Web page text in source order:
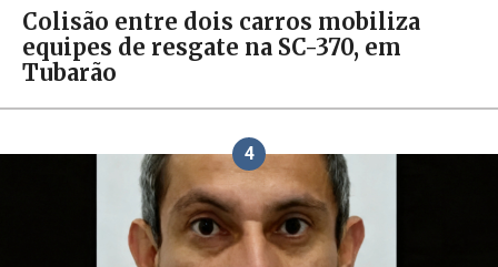
Colisão entre dois carros mobiliza
equipes de resgate na SC-370, em
Tubarão
4